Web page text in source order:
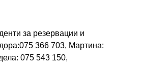
за резервации и
366 703, Мартина:
075 543 150,